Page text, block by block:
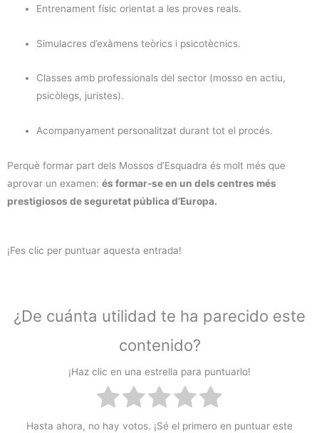
Entrenament físic orientat a les proves reals.
Simulacres d’exàmens teòrics i psicotècnics.
Classes amb professionals del sector (mosso en actiu,
psicòlegs, juristes).
Acompanyament personalitzat durant tot el procés.
Perquè formar part dels Mossos d’Esquadra és molt més que
aprovar un examen: és formar-se en un dels centres més
prestigiosos de seguretat pública d’Europa.
¡Fes clic per puntuar aquesta entrada!
¿De cuánta utilidad te ha parecido este
contenido?
¡Haz clic en una estrella para puntuarlo!
Hasta ahora, no hay votos. ¡Sé el primero en puntuar este